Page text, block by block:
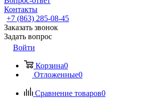
Контакты
+7 (863) 285-08-45
Заказать звонок
Задать вопрос
Войти
Корзина0
Отложенные0
Сравнение товаров0